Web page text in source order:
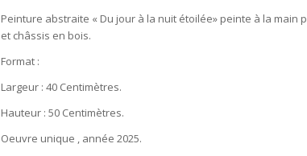
Peinture abstraite « Du jour à la nuit étoilée» peinte à la
et châssis en bois.
Format :
Largeur : 40 Centimètres.
Hauteur : 50 Centimètres.
Oeuvre unique , année 2025.